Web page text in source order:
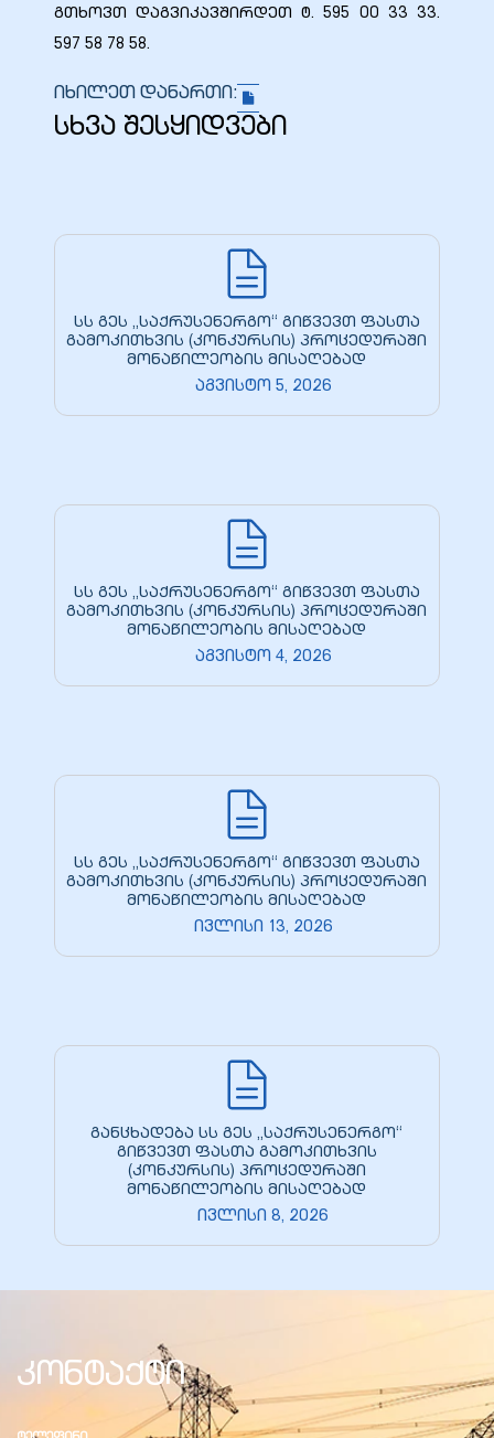
გთხოვთ დაგვიკავშირდეთ ტ. 595 00 33 33.
597 58 78 58.
იხილეთ დანართი:
სხვა შესყიდვები
სს გეს „საქრუსენერგო“ გიწვევთ ფასთა
გამოკითხვის (კონკურსის) პროცედურაში
მონაწილეობის მისაღებად
აგვისტო 5, 2026
სს გეს „საქრუსენერგო“ გიწვევთ ფასთა
გამოკითხვის (კონკურსის) პროცედურაში
მონაწილეობის მისაღებად
აგვისტო 4, 2026
სს გეს „საქრუსენერგო“ გიწვევთ ფასთა
გამოკითხვის (კონკურსის) პროცედურაში
მონაწილეობის მისაღებად
ივლისი 13, 2026
განცხადება სს გეს „საქრუსენერგო“
გიწვევთ ფასთა გამოკითხვის
(კონკურსის) პროცედურაში
მონაწილეობის მისაღებად
ივლისი 8, 2026
კონტაქტი